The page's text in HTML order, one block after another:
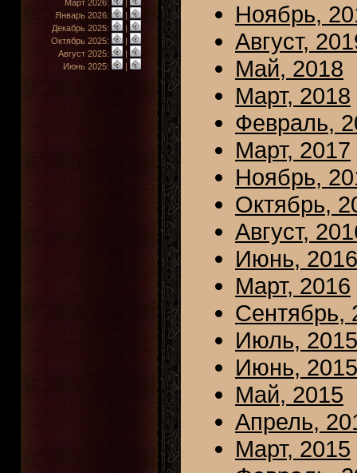
Март 2026:
|
Январь 2026:
|
Декабрь 2025:
|
Октябрь 2025:
|
Август 2025:
|
Июнь 2025:
|
Ноябрь,
Август,
Май, 2018
Март, 2018
Февраль,
Март, 2017
Ноябрь,
Октябрь,
Август,
Июнь, 2016
Март, 2016
Сентябрь,
Июль, 2015
Июнь, 2015
Май, 2015
Апрель,
Март, 2015